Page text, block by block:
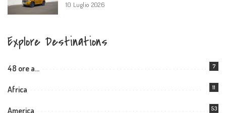
10 Luglio 2026
Explore Destinations
48 ore a… 7
Africa 11
America 53